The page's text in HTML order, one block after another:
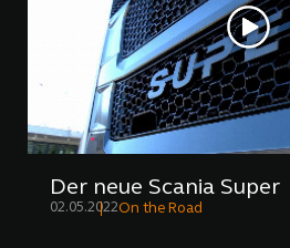
Der neue Scania Super
02.05.2022On the Road